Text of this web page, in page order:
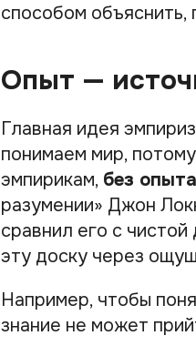
способом
Опыт —
Главная идея
понимаем мир,
эмпирикам, без
разумении» Джон
сравнил его с
эту доску через
Например, чтобы
знание не может